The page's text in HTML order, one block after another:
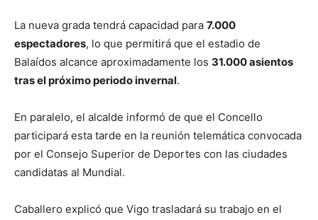
La nueva grada tendrá capacidad para 7.000
espectadores, lo que permitirá que el estadio de
Balaídos alcance aproximadamente los 31.000 asientos
tras el próximo periodo invernal.
En paralelo, el alcalde informó de que el Concello
participará esta tarde en la reunión telemática convocada
por el Consejo Superior de Deportes con las ciudades
candidatas al Mundial.
Caballero explicó que Vigo trasladará su trabajo en el